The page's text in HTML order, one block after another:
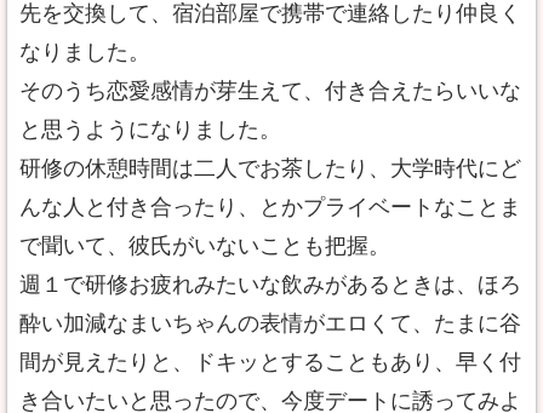
先を交換して、宿泊部屋で携帯で連絡したり仲良く
なりました。
そのうち恋愛感情が芽生えて、付き合えたらいいな
と思うようになりました。
研修の休憩時間は二人でお茶したり、大学時代にど
んな人と付き合ったり、とかプライベートなことま
で聞いて、彼氏がいないことも把握。
週１で研修お疲れみたいな飲みがあるときは、ほろ
酔い加減なまいちゃんの表情がエロくて、たまに谷
間が見えたりと、ドキッとすることもあり、早く付
き合いたいと思ったので、今度デートに誘ってみよ